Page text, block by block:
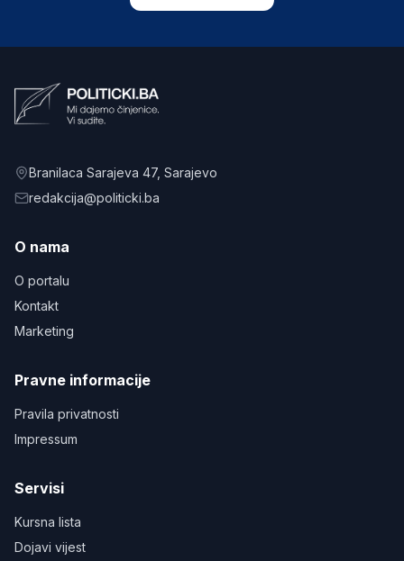
Branilaca Sarajeva 47, Sarajevo
redakcija@politicki.ba
O nama
O portalu
Kontakt
Marketing
Pravne informacije
Pravila privatnosti
Impressum
Servisi
Kursna lista
Dojavi vijest